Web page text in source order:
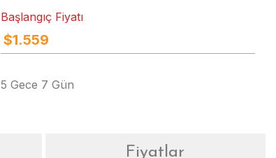
Başlangıç Fiyatı
$1.559
5 Gece 7 Gün
Fiyatlar